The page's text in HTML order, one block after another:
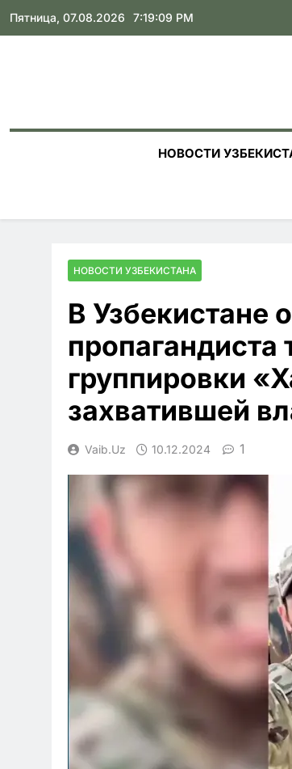
Skip
Пятница, 07.08.2026 7:19:10 PM
НОВОСТИ
НОВОСТИ УЗБЕКИСТАНА
В Узбекистане
пропагандиста
группировки
захватившей
Vaib.uz 10.12.2024 1